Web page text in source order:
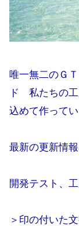
唯一無二のＧ
ド 私たちの
込めて作ってい
最新の更新情
開発テスト、
＞ 印の付いた